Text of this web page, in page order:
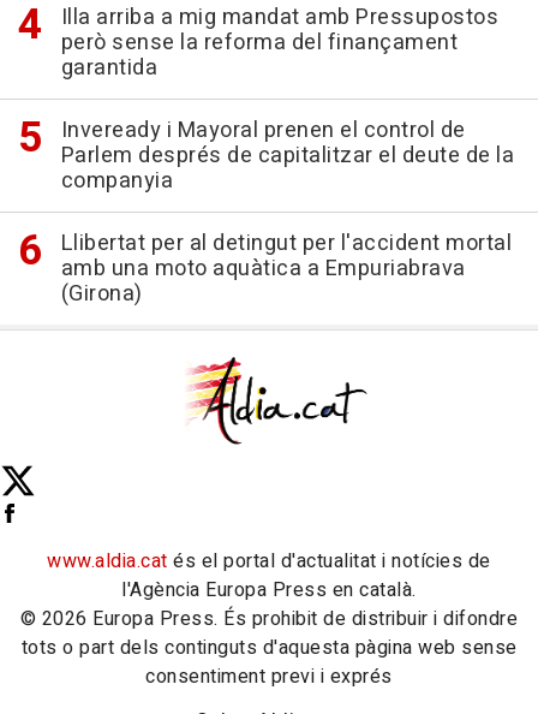
Illa arriba a mig mandat amb Pressupostos
però sense la reforma del finançament
garantida
Inveready i Mayoral prenen el control de
Parlem després de capitalitzar el deute de la
companyia
Llibertat per al detingut per l'accident mortal
amb una moto aquàtica a Empuriabrava
(Girona)
www.aldia.cat és el portal d'actualitat i notícies de
l'Agència Europa Press en català.
© 2026 Europa Press. És prohibit de distribuir i difondre
tots o part dels continguts d'aquesta pàgina web sense
consentiment previ i exprés